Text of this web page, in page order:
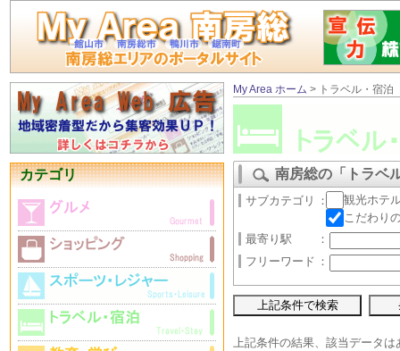
カテゴリ
My Area ホーム > トラベル・宿泊
南房総の「トラベ
サブカテゴリ ：
観光ホテ
こだわり
最寄り駅
：
フリーワード ：
上記条件の結果、該当データは